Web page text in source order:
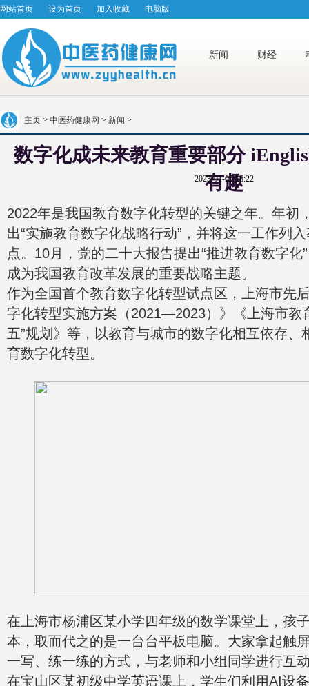
网站首页 设为首页 加入收藏 电脑版
新闻 财经
主页 > 中医药健康网 > 新闻 >
数字化成未来教育重要部分
有趣
2023-01-05 16:22
2022年是我国教育数字化转型的关键之年。年初
出“实施教育数字化战略行动”，并将这一工作列
点。10月，党的二十大报告提出“推进教育数字化
成为我国教育改革发展的重要战略主题。
作为全国首个教育数字化转型试点区，上海市先
字化转型实施方案（2021—2023）》《上海市教
五”规划》等，以教育与城市的数字化相互依存、
育数字化转型。
在上海市杨浦区某小学四年级的数学课堂上，孩
本，取而代之的是一台台平板电脑。大家拿起触
一写、练一练的方式，与老师和小组同学进行
在宝山区某初级中学英语课上，学生们利用AI设